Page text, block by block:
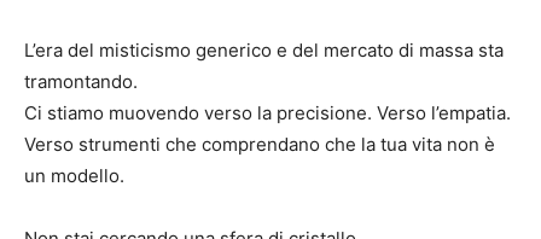
L’era del misticismo generico e del mercato di massa sta
tramontando.
Ci stiamo muovendo verso la precisione. Verso l’empatia.
Verso strumenti che comprendano che la tua vita non è
un modello.